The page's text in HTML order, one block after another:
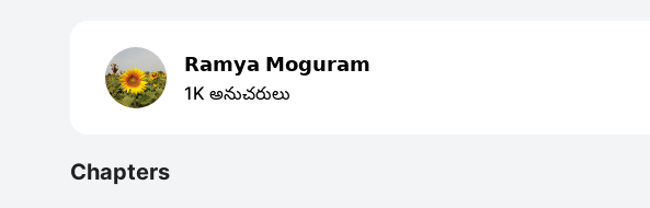
𝗥𝗮𝗺𝘆𝗮 𝗠𝗼𝗴𝘂𝗿𝗮𝗺
1K అనుచరులు
Chapters